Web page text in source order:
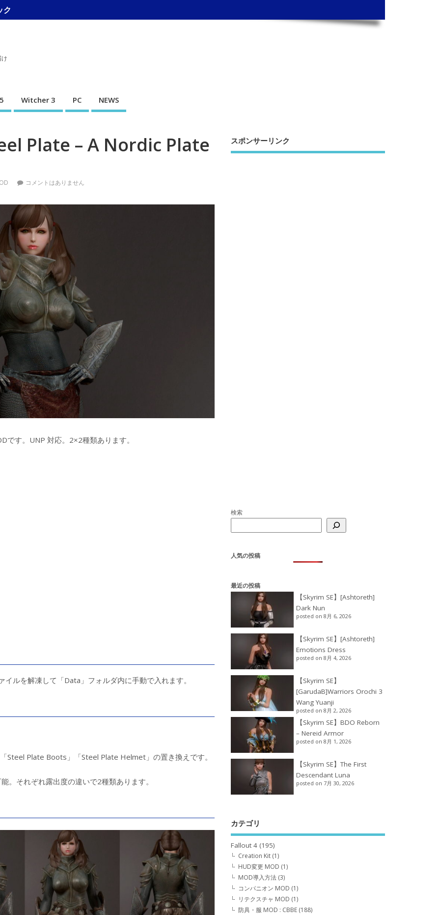
ク
Witcher 3 PC NEWS
Plate – A Nordic Plate
コメントはありません
です。UNP 対応。2×2種類あります。
ルを解凍して「Data」フォルダ内に手動で入れます。
Plate Boots」「Steel Plate Helmet」の置き換えです。
。それぞれ露出度の違いで2種類あります。
スポンサーリンク
検索
人気の投稿
最近の投稿
【Skyrim SE】[Ashtoreth]
Dark Nun
posted on 8月 6, 2026
【Skyrim SE】[Ashtoreth]
Emotions Dress
posted on 8月 4, 2026
【Skyrim SE】
[GarudaB]Warriors Orochi 3
Wang Yuanji
posted on 8月 2, 2026
【Skyrim SE】BDO Reborn
– Nereid Armor
posted on 8月 1, 2026
【Skyrim SE】The First
Descendant Luna
posted on 7月 30, 2026
カテゴリ
Fallout 4 (195)
Creation Kit (1)
HUD変更 MOD (1)
MOD導入方法 (3)
コンパニオン MOD (1)
リテクスチャ MOD (1)
防具・服 MOD : CBBE (188)